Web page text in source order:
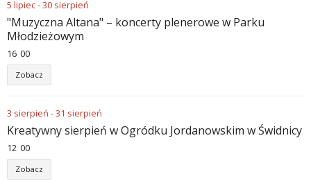
5 lipiec-30 sierpień
"Muzyczna Altana" – koncerty plenerowe w Parku
Młodzieżowym
16 00
Zobacz
3 sierpień -31 sierpień
Kreatywny sierpień w Ogródku Jordanowskim w Świdnicy
12 00
Zobacz